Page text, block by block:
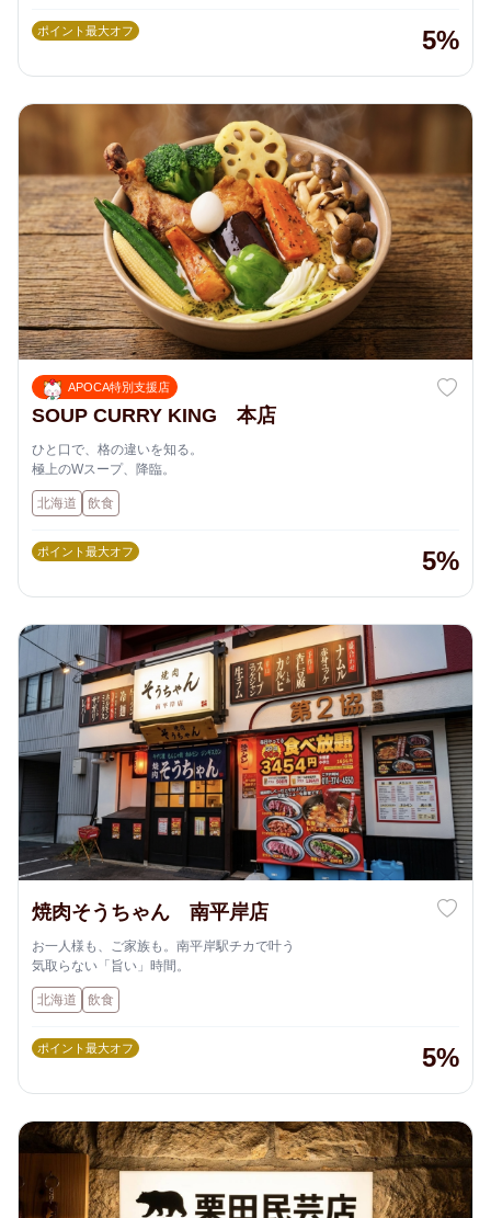
ポイント最大オフ 5%
APOCA特別支援店
SOUP CURRY KING 本店
ひと口で、格の違いを知る。
極上のWスープ、降臨。
北海道 飲食
ポイント最大オフ 5%
焼肉そうちゃん 南平岸店
お一人様も、ご家族も。南平岸駅チカで叶う
気取らない「旨い」時間。
北海道 飲食
ポイント最大オフ 5%